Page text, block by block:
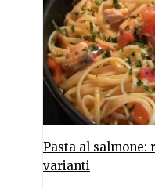
Pasta al salmone:
varianti